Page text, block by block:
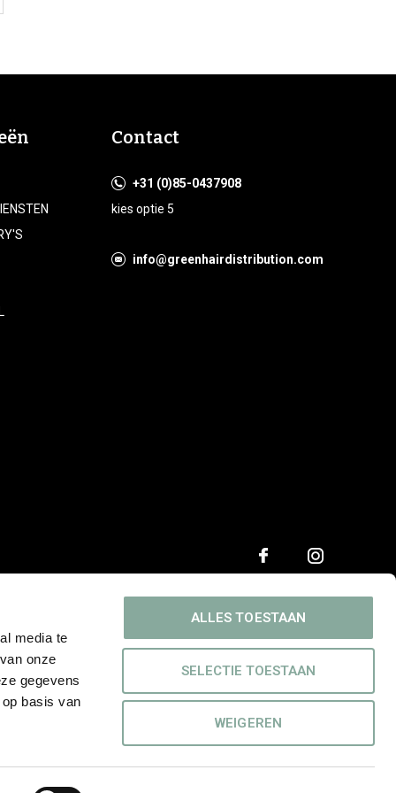
media te
onze
gegevens
basis van
ALLES TOESTAAN
SELECTIE TOESTAAN
WEIGEREN
Contact
+31 (0)85-0437908
kies optie 5
info@greenhairdistribution.com